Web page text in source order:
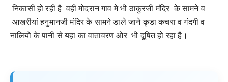
निकासी हो रही है वही मोदरान गाव मे भी ठाकुरजी मंदिर के सामने व
आखरीयां हनुमानजी मंदिर के सामने डाले जाने कृडा कचरा व गंदगी व
नालियो के पानी से यहा का वातावरण ओर भी दूषित हो रहा है।